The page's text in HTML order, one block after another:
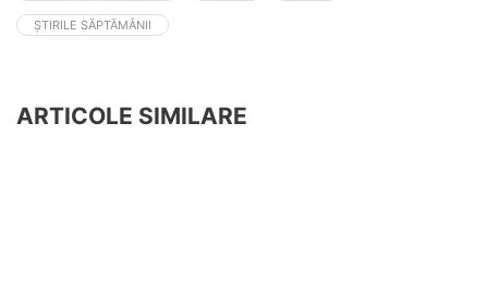
ȘTIRILE SĂPTĂMÂNII
ARTICOLE SIMILARE